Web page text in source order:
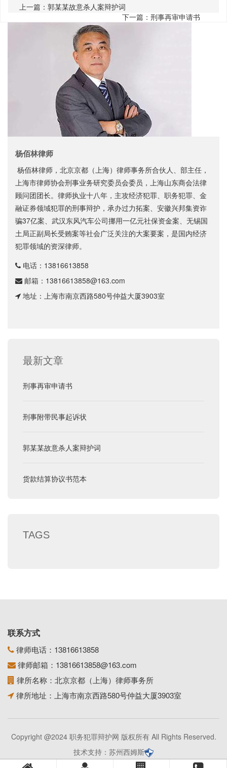
上一篇： 郭某某故意杀人案辩护词
下一篇： 刑事再审申请书
杨佰林律师
杨佰林律师，北京京都（上海）律师事务所合伙人、部主任，
上海市律师协会刑事业务研究委员会委员，上海山东商会法律
顾问团团长。律师执业十八年，主攻经济犯罪、职务犯罪、金
融证券领域犯罪的刑事辩护，承办过力拓案、安徽兴邦集资诈
骗37亿案、武汉东风汽车公司挪用一亿元社保资金案、无锡国
土局正副局长受贿案等社会广泛关注的大案要案，是国内经济
犯罪领域的资深律师。
电话： 13816613858
邮箱： 13816613858@163.com
地址：上海市南京西路580号仲益大厦3903室
最新文章
刑事再审申请书
刑事附带民事起诉状
郭某某故意杀人案辩护词
货款结算协议书范本
TAGS
联系方式
律师电话： 13816613858
律师邮箱： 13816613858@163.com
律所名称：北京京都（上海）律师事务所
律所地址：上海市南京西路580号仲益大厦3903室
Copyright @2024 职务犯罪辩护网 版权所有 All Rights Reserved.
技术支持： 苏州西姆斯